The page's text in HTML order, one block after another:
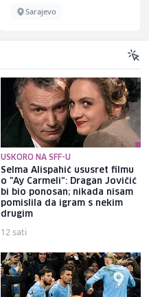
Sarajevo
USKORO NA SFF-U
Selma Alispahić ususret filmu
o "Ay Carmeli": Dragan Jovičić
bi bio ponosan; nikada nisam
pomislila da igram s nekim
drugim
12 sati